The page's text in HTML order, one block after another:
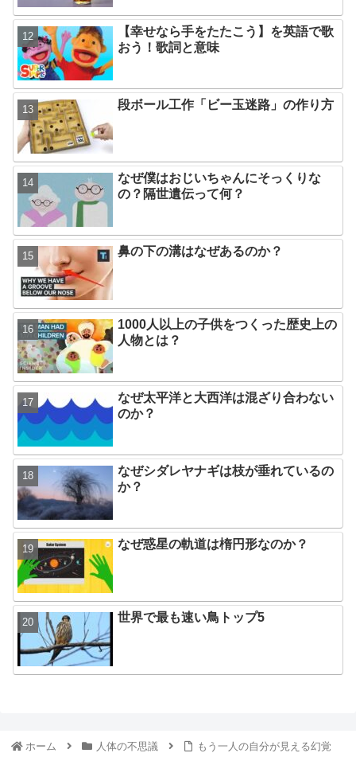
【幸せなら手をたたこう】を英語で歌
おう！歌詞と意味
段ボール工作「ビー玉迷路」の作り方
なぜ僕はおじいちゃんにそっくりな
の？隔世遺伝って何？
鼻の下の溝はなぜあるのか？
1000人以上の子供をつくった歴史上の
人物とは？
なぜ太平洋と大西洋は混ざり合わない
のか？
なぜシダレヤナギは枝が垂れているの
か？
なぜ惑星の軌道は楕円形なのか？
世界で最も速い鳥トップ5
ホーム 人体の不思議 もう一人の自分が見える幻覚